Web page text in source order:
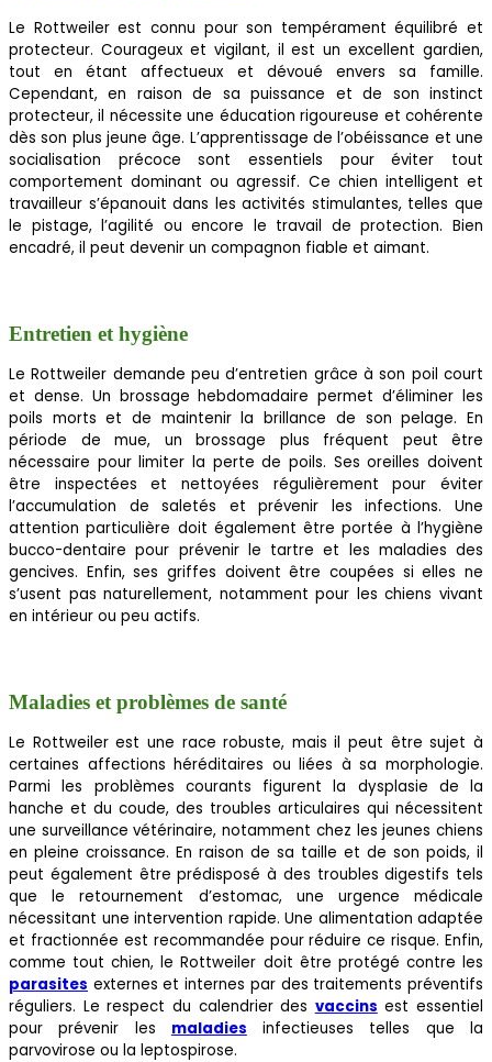
Le Rottweiler est connu pour son tempérament équilibré et
protecteur. Courageux et vigilant, il est un excellent gardien,
tout en étant affectueux et dévoué envers sa famille.
Cependant, en raison de sa puissance et de son instinct
protecteur, il nécessite une éducation rigoureuse et cohérente
dès son plus jeune âge. L’apprentissage de l’obéissance et une
socialisation précoce sont essentiels pour éviter tout
comportement dominant ou agressif. Ce chien intelligent et
travailleur s’épanouit dans les activités stimulantes, telles que
le pistage, l’agilité ou encore le travail de protection. Bien
encadré, il peut devenir un compagnon fiable et aimant.
Entretien et hygiène
Le Rottweiler demande peu d’entretien grâce à son poil court
et dense. Un brossage hebdomadaire permet d’éliminer les
poils morts et de maintenir la brillance de son pelage. En
période de mue, un brossage plus fréquent peut être
nécessaire pour limiter la perte de poils. Ses oreilles doivent
être inspectées et nettoyées régulièrement pour éviter
l’accumulation de saletés et prévenir les infections. Une
attention particulière doit également être portée à l’hygiène
bucco-dentaire pour prévenir le tartre et les maladies des
gencives. Enfin, ses griffes doivent être coupées si elles ne
s’usent pas naturellement, notamment pour les chiens vivant
en intérieur ou peu actifs.
Maladies et problèmes de santé
Le Rottweiler est une race robuste, mais il peut être sujet à
certaines affections héréditaires ou liées à sa morphologie.
Parmi les problèmes courants figurent la dysplasie de la
hanche et du coude, des troubles articulaires qui nécessitent
une surveillance vétérinaire, notamment chez les jeunes chiens
en pleine croissance. En raison de sa taille et de son poids, il
peut également être prédisposé à des troubles digestifs tels
que le retournement d’estomac, une urgence médicale
nécessitant une intervention rapide. Une alimentation adaptée
et fractionnée est recommandée pour réduire ce risque. Enfin,
comme tout chien, le Rottweiler doit être protégé contre les
parasites externes et internes par des traitements préventifs
réguliers. Le respect du calendrier des vaccins est essentiel
pour prévenir les maladies infectieuses telles que la
parvovirose ou la leptospirose.